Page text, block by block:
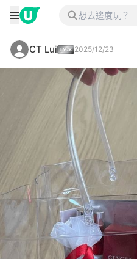
CT Lui 2025/12/23